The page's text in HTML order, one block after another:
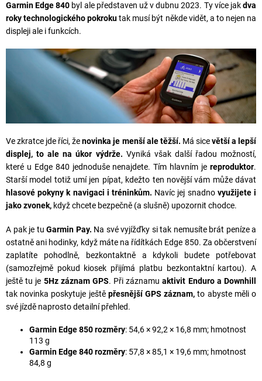
Garmin Edge 840 byl ale představen už v dubnu 2023. Ty více jakdva
roky technologického pokrokutak musí být někde vidět, a to nejen na
displeji ale i funkcích.
Ve zkratce jde říci, ženovinka je menší ale těžší. Má sicevětší a lepší
displej, to ale na úkor výdrže. Vyniká však další řadou možností,
které u Edge 840 jednoduše nenajdete. Tím hlavním je reproduktor.
Starší model totiž umí jen pípat, kdežto ten novější vám může dávat
hlasové pokyny k navigaci i tréninkům. Navíc jej snadno využijete i
jako zvonek, když chcete bezpečně (a slušně) upozornit chodce.
A pak je tu Garmin Pay. Na své vyjížďky si tak nemusíte brát peníze a
ostatně ani hodinky, když máte na řídítkách Edge 850. Za občerstvení
zaplatíte pohodlně, bezkontaktně a kdykoli budete potřebovat
(samozřejmě pokud kiosek přijímá platbu bezkontaktní kartou). A
ještě tu je 5Hz záznam GPS. Při záznamuaktivit Enduro a Downhill
tak novinka poskytuje ještě přesnější GPS záznam, to abyste měli o
své jízdě naprosto detailní přehled.
Garmin Edge 850 rozměry: 54,6 × 92,2 × 16,8 mm; hmotnost
113 g
Garmin Edge 840 rozměry: 57,8 × 85,1 × 19,6 mm; hmotnost
84,8 g